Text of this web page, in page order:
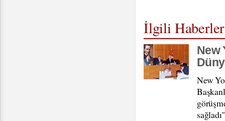
İlgili Haberler
New
New